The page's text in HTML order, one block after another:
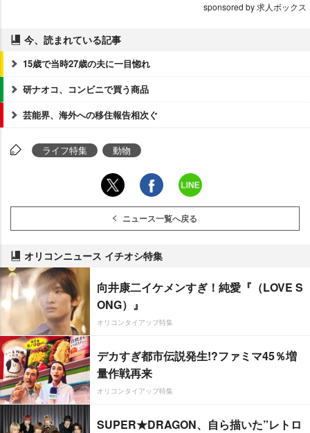
sponsored by 求人ボックス
今、読まれている記事
15歳で当時27歳の夫に一目惚れ
研ナオコ、コンビニで買う商品
芸能界、海外への移住報告相次ぐ
ライフ特集 動物
ニュース一覧へ戻る
オリコンニュース イチオシ特集
向井康二イケメンすぎ！純愛『（LOVE S
ONG）』
オリコンタイアップ特集
デカすぎ都市伝説発生!?ファミマ45％増
量作戦再来
オリコンタイアップ特集
SUPER★DRAGON、自ら描いた”レトロ